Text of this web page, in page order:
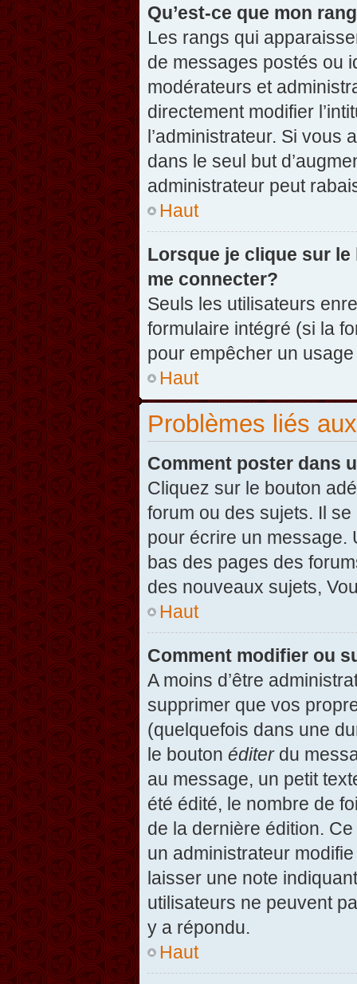
Qu’est-ce que mon
Les rangs qui
de messages postés ou
modérateurs et
directement modifier
l’administrateur. Si vous
dans le seul but
administrateur peut
Haut
Lorsque je clique sur
me connecter?
Seuls les utilisateurs
formulaire intégré (si la
pour empêcher un
Haut
Problèmes liés
Comment poster dans
Cliquez sur le bouton
forum ou des sujets. Il
pour écrire un message.
bas des pages des
des nouveaux sujets,
Haut
Comment modifier ou
A moins d’être
supprimer que vos
(quelquefois dans une
le bouton éditerdu
au message, un petit
été édité, le nombre de
de la dernière édition.
un administrateur
laisser une note
utilisateurs ne peuvent
y a répondu.
Haut